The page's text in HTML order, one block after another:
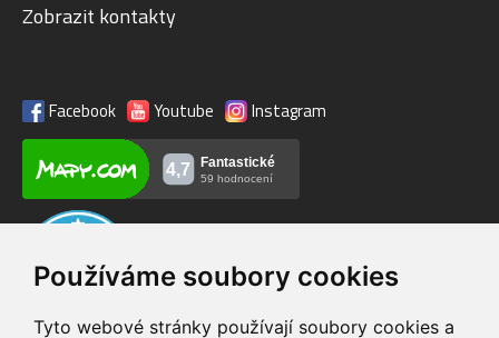
Používáme soubory cookies
Tyto webové stránky používají soubory cookies a
Zobrazit kontakty
Facebook Youtube Instagram